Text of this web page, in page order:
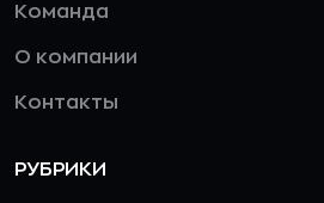
Команда
О компании
Контакты
РУБРИКИ